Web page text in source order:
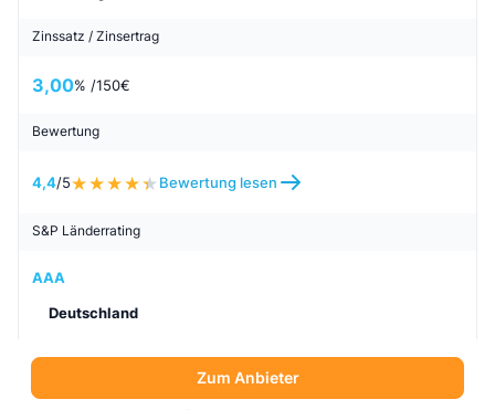
Zinssatz / Zinsertrag
3,00% /150€
Bewertung
4,4/5 Bewertung lesen
S&P Länderrating
AAA
Deutschland
Zum Anbieter